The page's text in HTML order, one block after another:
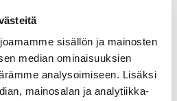
sisällön ja mainosten
median ominaisuuksien
analysoimiseen. Lisäksi
mainosalan ja analytiikka-